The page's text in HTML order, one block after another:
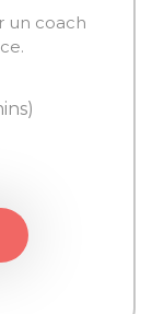
un coach